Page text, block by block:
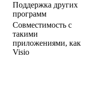
Поддержка других
программ
Совместимость с
такими
приложениями, как
Visio